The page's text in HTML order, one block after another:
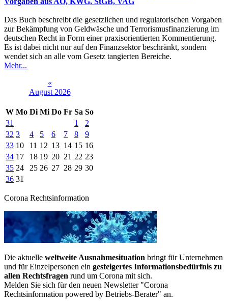
Das Buch beschreibt die gesetzlichen und regulatorischen Vorgaben
zur Bekämpfung von Geldwäsche und Terrorismusfinanzierung im
deutschen Recht in Form einer praxisorientierten Kommentierung.
Es ist dabei nicht nur auf den Finanzsektor beschränkt, sondern
wendet sich an alle vom Gesetz tangierten Bereiche.
Mehr...
«
August 2026
W Mo Di Mi Do Fr Sa So
31
1
2
32 3 4 5 6 7 8
9
33 10 11 12 13 14 15 16
34 17 18 19 20 21 22 23
35 24 25 26 27 28 29 30
36 31
Corona Rechtsinformation
Die aktuelle weltweite Ausnahmesituation bringt für Unternehmen
und für Einzelpersonen ein gesteigertes Informationsbedürfnis zu
allen Rechtsfragen rund um Corona mit sich.
Melden Sie sich für den neuen Newsletter "Corona
Rechtsinformation powered by Betriebs-Berater" an.